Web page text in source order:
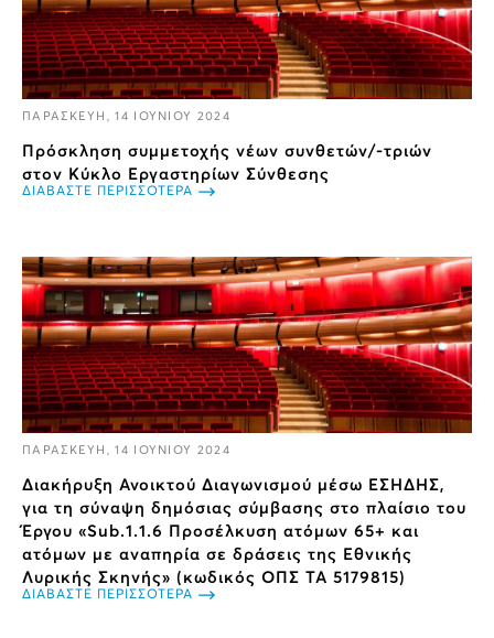
ΠΑΡΑΣΚΕΥΗ, 14 ΙΟΥΝΙΟΥ 2024
Πρόσκληση συμμετοχής νέων συνθετών/-τριών
στον Κύκλο Εργαστηρίων Σύνθεσης
ΔΙΑΒΑΣΤΕ ΠΕΡΙΣΣΟΤΕΡΑ
ΠΑΡΑΣΚΕΥΗ, 14 ΙΟΥΝΙΟΥ 2024
Διακήρυξη Ανοικτού Διαγωνισμού μέσω ΕΣΗΔΗΣ,
για τη σύναψη δημόσιας σύμβασης στο πλαίσιο του
Έργου «Sub.1.1.6 Προσέλκυση ατόμων 65+ και
ατόμων με αναπηρία σε δράσεις της Εθνικής
Λυρικής Σκηνής» (κωδικός ΟΠΣ ΤΑ 5179815)
ΔΙΑΒΑΣΤΕ ΠΕΡΙΣΣΟΤΕΡΑ